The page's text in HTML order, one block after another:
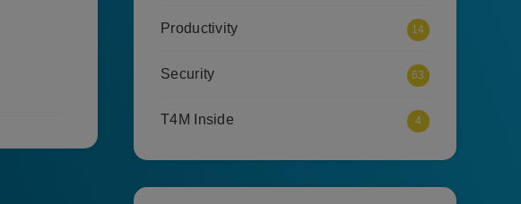
Productivity 14
Security 63
T4M Inside 4